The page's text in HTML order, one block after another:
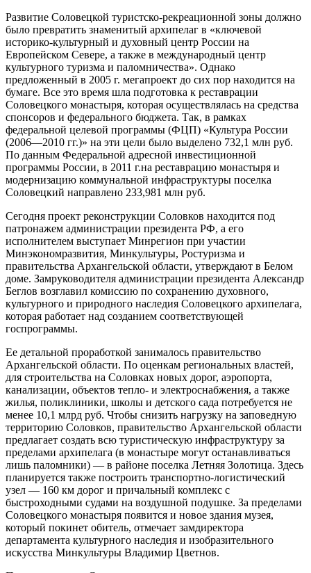
Развитие Соловецкой туристско-рекреационной зоны должно
было превратить знаменитый архипелаг в «ключевой
историко-культурный и духовный центр России на
Европейском Севере, а также в международный центр
культурного туризма и паломничества». Однако
предложенный в 2005 г. мегапроект до сих пор находится на
бумаге. Все это время шла подготовка к реставрации
Соловецкого монастыря, которая осуществлялась на средства
спонсоров и федерального бюджета. Так, в рамках
федеральной целевой программы (ФЦП) «Культура России
(2006—2010 гг.)» на эти цели было выделено 732,1 млн руб.
По данным Федеральной адресной инвестиционной
программы России, в 2011 г.на реставрацию монастыря и
модернизацию коммунальной инфраструктуры поселка
Соловецкий направлено 233,981 млн руб.
Сегодня проект реконструкции Соловков находится под
патронажем администрации президента РФ, а его
исполнителем выступает Минрегион при участии
Минэкономразвития, Минкультуры, Ростуризма и
правительства Архангельской области, утверждают в Белом
доме. Замруководителя администрации президента Александр
Беглов возглавил комиссию по сохранению духовного,
культурного и природного наследия Соловецкого архипелага,
которая работает над созданием соответствующей
госпрограммы.
Ее детальной проработкой занималось правительство
Архангельской области. По оценкам региональных властей,
для строительства на Соловках новых дорог, аэропорта,
канализации, объектов тепло- и электроснабжения, а также
жилья, поликлиники, школы и детского сада потребуется не
менее 10,1 млрд руб. Чтобы снизить нагрузку на заповедную
территорию Соловков, правительство Архангельской области
предлагает создать всю туристическую инфраструктуру за
пределами архипелага (в монастыре могут останавливаться
лишь паломники) — в районе поселка Летняя Золотица. Здесь
планируется также построить транспортно-логистический
узел — 160 км дорог и причальный комплекс с
быстроходными судами на воздушной подушке. За пределами
Соловецкого монастыря появится и новое здания музея,
который покинет обитель, отмечает замдиректора
департамента культурного наследия и изобразительного
искусства Минкультуры Владимир Цветнов.